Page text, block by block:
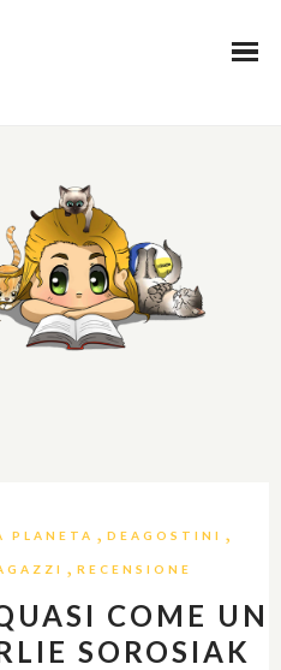
PLANETA , DEAGOSTINI ,
, RECENSIONE
COME UN
SOROSIAK